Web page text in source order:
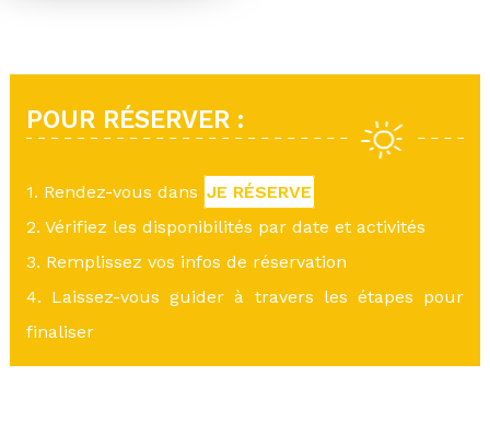
POUR RÉSERVER :
1. Rendez-vous dans JE RÉSERVE
2. Vérifiez les disponibilités par date et activités
3. Remplissez vos infos de réservation
4. Laissez-vous guider à travers les étapes pour
finaliser